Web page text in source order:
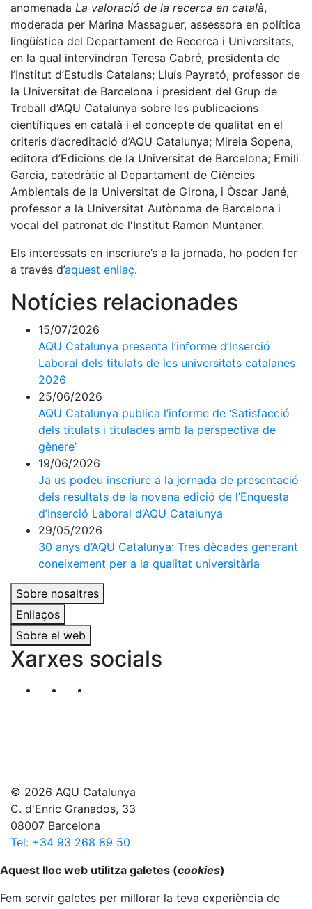
anomenada La valoració de la recerca en català,
moderada per Marina Massaguer, assessora en política
lingüística del Departament de Recerca i Universitats,
en la qual intervindran Teresa Cabré, presidenta de
l’Institut d’Estudis Catalans; Lluís Payrató, professor de
la Universitat de Barcelona i president del Grup de
Treball d’AQU Catalunya sobre les publicacions
científiques en català i el concepte de qualitat en el
criteris d’acreditació d’AQU Catalunya; Mireia Sopena,
editora d’Edicions de la Universitat de Barcelona; Emili
Garcia, catedràtic al Departament de Ciències
Ambientals de la Universitat de Girona, i Òscar Jané,
professor a la Universitat Autònoma de Barcelona i
vocal del patronat de l'Institut Ramon Muntaner.
Els interessats en inscriure’s a la jornada, ho poden fer
a través d’aquest enllaç.
Notícies relacionades
15/07/2026
AQU Catalunya presenta l’informe d’Inserció
Laboral dels titulats de les universitats catalanes
2026
25/06/2026
AQU Catalunya publica l’informe de ‘Satisfacció
dels titulats i titulades amb la perspectiva de
gènere’
19/06/2026
Ja us podeu inscriure a la jornada de presentació
dels resultats de la novena edició de l’Enquesta
d’Inserció Laboral d’AQU Catalunya
29/05/2026
30 anys d’AQU Catalunya: Tres dècades generant
coneixement per a la qualitat universitària
Sobre nosaltres
Enllaços
Sobre el web
Xarxes socials
Segueix-nos al nostre canal de Twitter
© 2026 AQU Catalunya
C. d'Enric Granados, 33
08007 Barcelona
Tel: +34 93 268 89 50
Anar al principi
Aquest lloc web utilitza galetes (cookies)
Fem servir galetes per millorar la teva experiència de